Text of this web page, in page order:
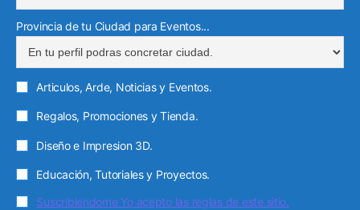
Provincia de tu Ciudad para Eventos...
Articulos, Arde, Noticias y Eventos.
Regalos, Promociones y Tienda.
Diseño e Impresion 3D.
Educación, Tutoriales y Proyectos.
Suscribiendome Yo acepto las reglas de este sitio.